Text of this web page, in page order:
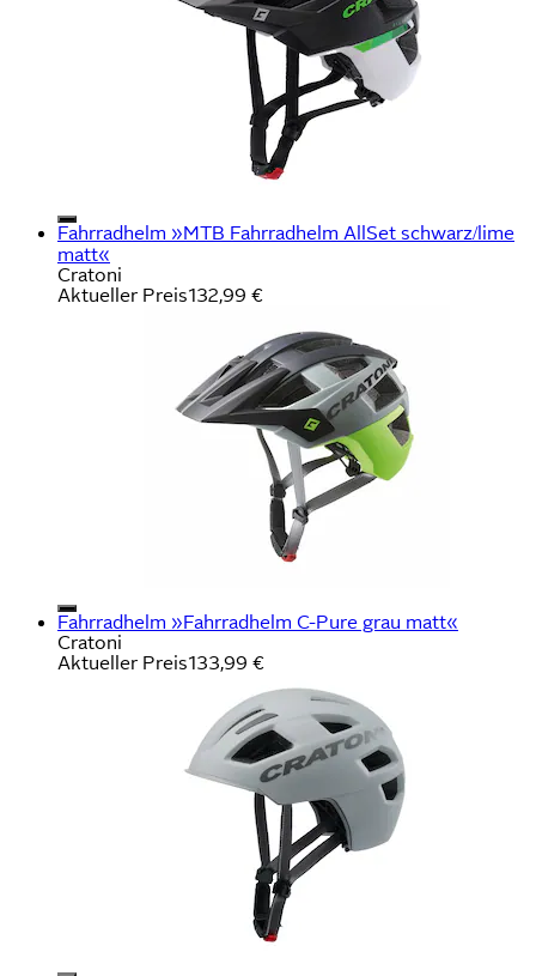
Fahrradhelm »MTB Fahrradhelm AllSet schwarz/lime
matt«
Cratoni
Aktueller Preis132,99 €
Fahrradhelm »Fahrradhelm C-Pure grau matt«
Cratoni
Aktueller Preis133,99 €